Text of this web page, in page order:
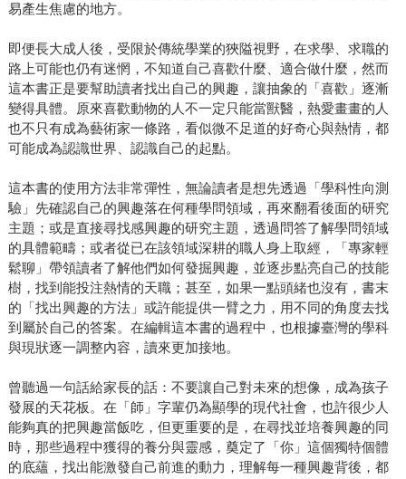
易產生焦慮的地方。
即便長大成人後，受限於傳統學業的狹隘視野，在求學、求職的
路上可能也仍有迷惘，不知道自己喜歡什麼、適合做什麼，然而
這本書正是要幫助讀者找出自己的興趣，讓抽象的「喜歡」逐漸
變得具體。原來喜歡動物的人不一定只能當獸醫，熱愛畫畫的人
也不只有成為藝術家一條路，看似微不足道的好奇心與熱情，都
可能成為認識世界、認識自己的起點。
這本書的使用方法非常彈性，無論讀者是想先透過「學科性向測
驗」先確認自己的興趣落在何種學問領域，再來翻看後面的研究
主題；或是直接尋找感興趣的研究主題，透過問答了解學問領域
的具體範疇；或者從已在該領域深耕的職人身上取經，「專家輕
鬆聊」帶領讀者了解他們如何發掘興趣，並逐步點亮自己的技能
樹，找到能投注熱情的天職；甚至，如果一點頭緒也沒有，書末
的「找出興趣的方法」或許能提供一臂之力，用不同的角度去找
到屬於自己的答案。在編輯這本書的過程中，也根據臺灣的學科
與現狀逐一調整內容，讀來更加接地。
曾聽過一句話給家長的話：不要讓自己對未來的想像，成為孩子
發展的天花板。在「師」字輩仍為顯學的現代社會，也許很少人
能夠真的把興趣當飯吃，但更重要的是，在尋找並培養興趣的同
時，那些過程中獲得的養分與靈感，奠定了「你」這個獨特個體
的底蘊，找出能激發自己前進的動力，理解每一種興趣背後，都